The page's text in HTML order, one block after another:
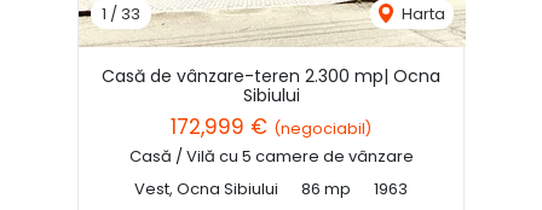
1 / 33 Harta
Casă de vânzare-teren 2.300 mp| Ocna
Sibiului
172,999 € (negociabil)
Casă / Vilă cu 5 camere de vânzare
Vest, Ocna Sibiului
86 mp 1963